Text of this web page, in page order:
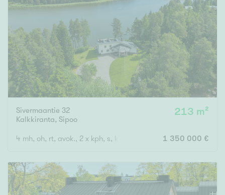
Sivermaantie 32
Kalkkiranta, Sipoo
213 m²
4 mh, oh, rt, avok., 2 x kph, s, khh, 3 x wc, terassi1 350 000 €